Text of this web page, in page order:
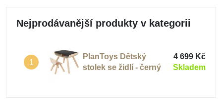
Nejprodávanější produkty v kategorii
1
PlanToys Dětský
stolek se židlí - černý
4 699 Kč
Skladem